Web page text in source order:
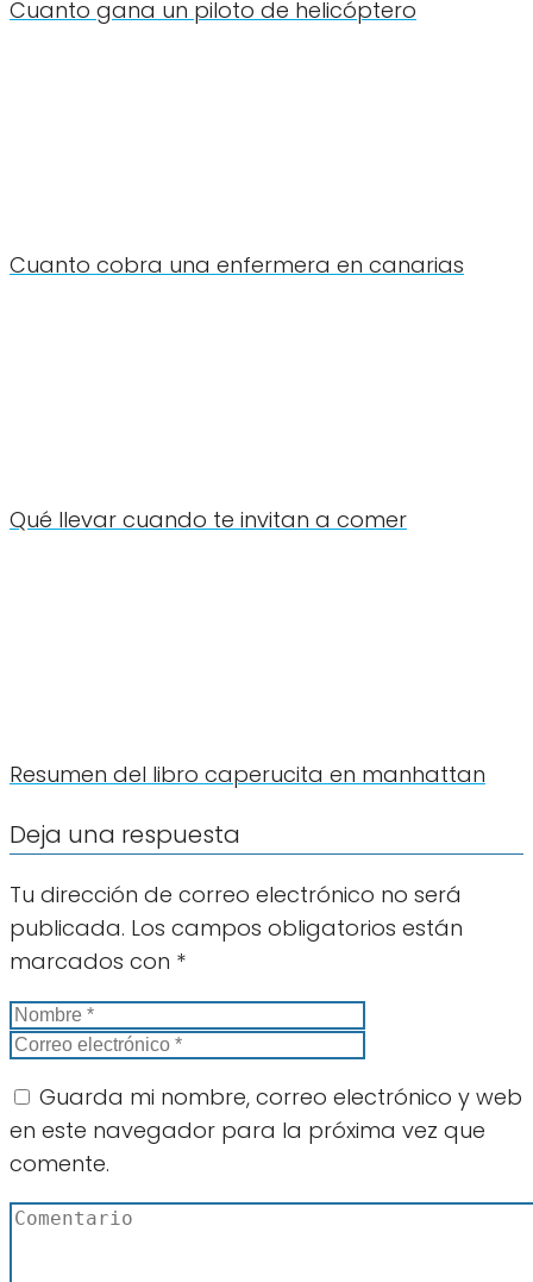
Cuanto gana un piloto de helicóptero
Cuanto cobra una enfermera en canarias
Qué llevar cuando te invitan a comer
Resumen del libro caperucita en manhattan
Deja una respuesta
Tu dirección de correo electrónico no será
publicada. Los campos obligatorios están
marcados con *
Guarda mi nombre, correo electrónico y web
en este navegador para la próxima vez que
comente.